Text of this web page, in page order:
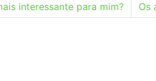
interessante para mim? Os